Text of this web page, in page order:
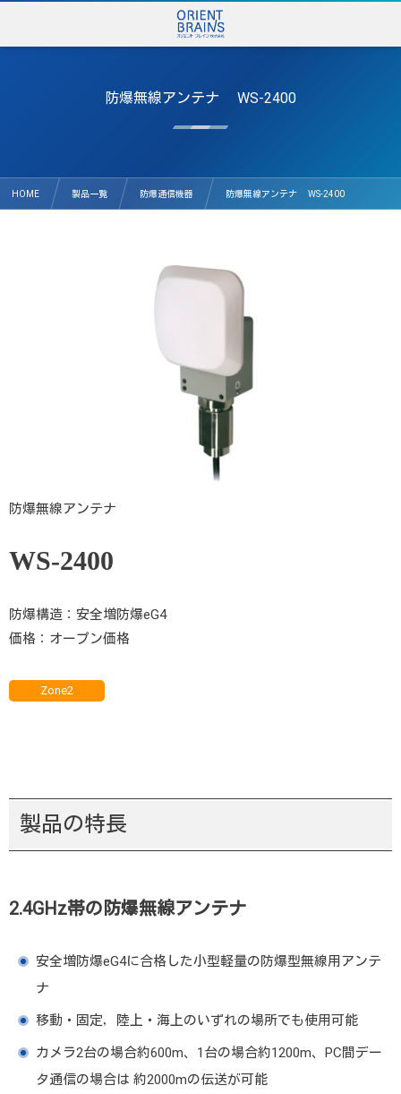
防爆無線アンテナ WS-2400
HOME 製品一覧 防爆通信機器 防爆無線アンテナ WS-2400
防爆無線アンテナ
WS-2400
防爆構造：安全増防爆eG4
価格：オープン価格
Zone2
製品の特長
2.4GHz帯の防爆無線アンテナ
安全増防爆eG4に合格した小型軽量の防爆型無線用アンテ
ナ
移動・固定，陸上・海上のいずれの場所でも使用可能
カメラ2台の場合約600m、1台の場合約1200m、PC間デー
タ通信の場合は 約2000mの伝送が可能